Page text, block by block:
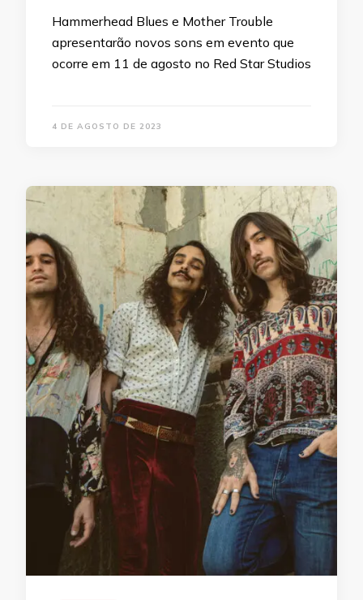
Hammerhead Blues e Mother Trouble
apresentarão novos sons em evento que
ocorre em 11 de agosto no Red Star Studios
4 DE AGOSTO DE 2023